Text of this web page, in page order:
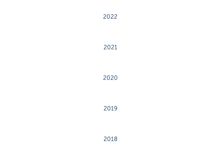
2022
2021
2020
2019
2018